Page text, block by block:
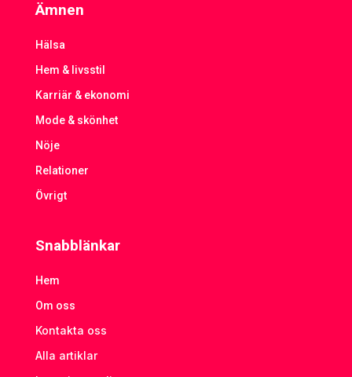
Ämnen
Hälsa
Hem & livsstil
Karriär & ekonomi
Mode & skönhet
Nöje
Relationer
Övrigt
Snabblänkar
Hem
Om oss
Kontakta oss
Alla artiklar